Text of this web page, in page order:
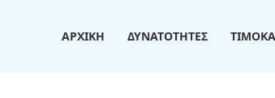
ΑΡΧΙΚΗ ΔΥΝΑΤΟΤΗΤΕΣ